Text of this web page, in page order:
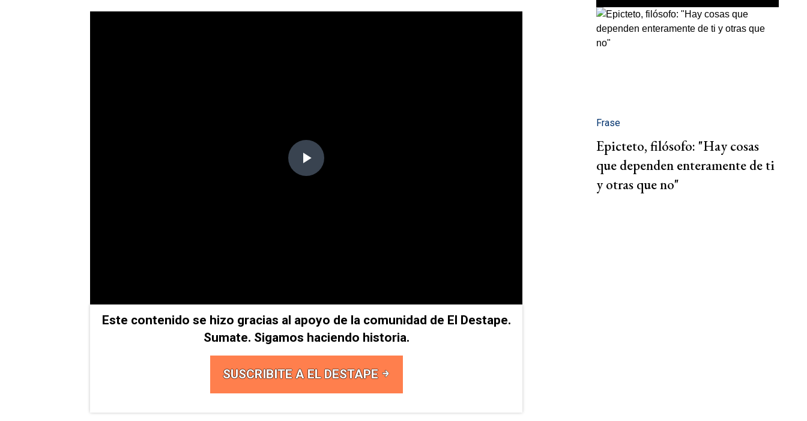
Este contenido se hizo gracias al apoyo de la comunidad de El Destape.
Sumate. Sigamos haciendo historia.
SUSCRIBITE A EL DESTAPE
Frase
Epicteto, filósofo: "Hay cosas
que dependen enteramente de ti
y otras que no"